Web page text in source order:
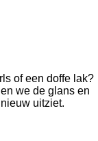
of een doffe lak?
we de glans en
uitziet.